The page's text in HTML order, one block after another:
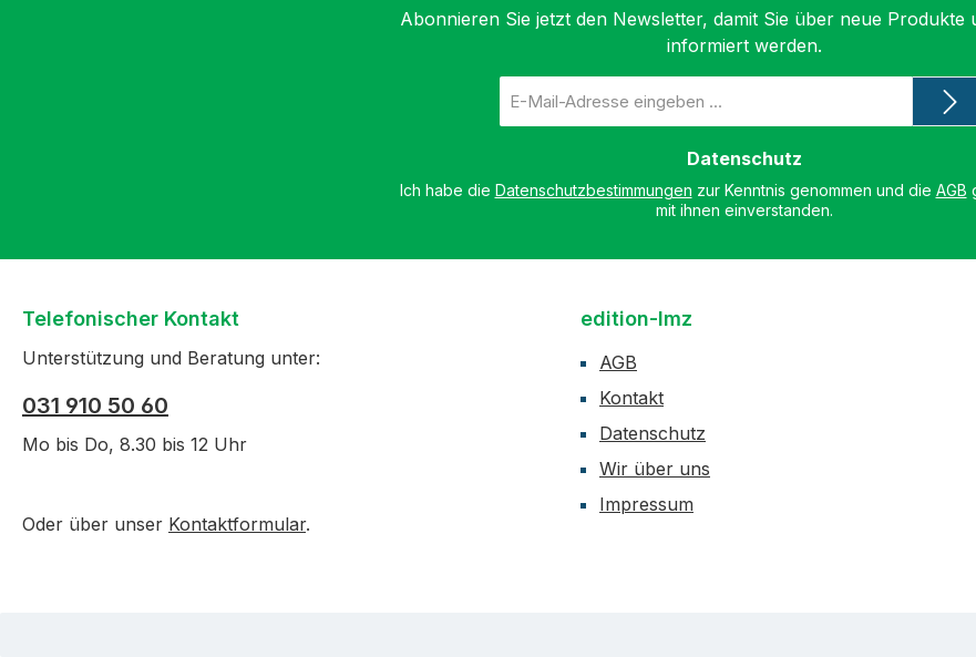
Abonnieren Sie jetzt den Newsletter, damit Sie über neue Produkte
informiert werden.
Mail-
Adresse
Datenschutz
Ich habe die Datenschutzbestimmungen zur Kenntnis genommen und die AGB
mit ihnen einverstanden.
Telefonischer Kontakt
Unterstützung und Beratung unter:
031 910 50 60
Mo bis Do, 8.30 bis 12 Uhr
Oder über unser Kontaktformular.
edition-lmz
AGB
Kontakt
Datenschutz
Wir über uns
Impressum